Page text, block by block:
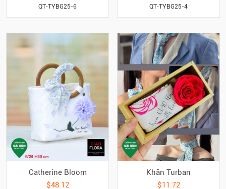
QT-TYBG25-6 QT-TYBG25-4
Catherine Bloom
$48.12
Khăn Turban
$11.72